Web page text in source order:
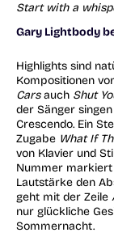
Start with a
Gary Lightbody
Highlights sind
Kompositionen
Carsauch Shut
der Sänger
Crescendo. Ein
Zugabe What If
von Klavier und
Nummer markiert
Lautstärke den
geht mit der Zeile
nur glückliche
Sommernacht.